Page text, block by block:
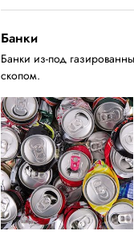
Банки
Банки из-под
скопом.